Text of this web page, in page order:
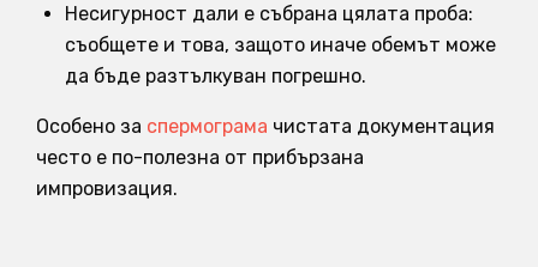
Несигурност дали е събрана цялата проба:
съобщете и това, защото иначе обемът може
да бъде разтълкуван погрешно.
Особено за спермограма чистата документация
често е по-полезна от прибързана
импровизация.